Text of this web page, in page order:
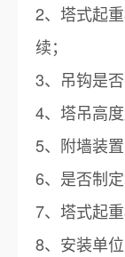
2、塔式起
续；
3、吊钩是
4、塔吊高
5、附墙装
6、是否制
7、塔式起
8、安装单